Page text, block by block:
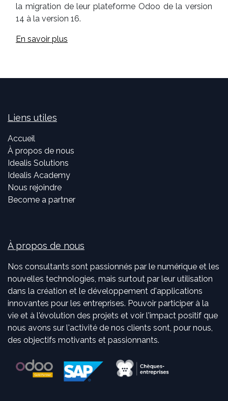
la migration de leur plateforme Odoo de la version
14 à la version 16.
En savoir plus
Liens utiles
Accueil
À propos de nous
Idealis Solutions
Idealis Academy
Nous rejoindre
Become a partner
À propos de nous
Nos consultants sont passionnés par le numérique et les
nouvelles technologies, mais surtout par leur utilisation
dans la création et le développement d'applications
innovantes pour les entreprises. Pouvoir participer à la
vie et à l'évolution des projets et voir l'impact positif que
nous avons sur l'activité de nos clients sont, pour nous,
des objectifs motivants et passionnants.